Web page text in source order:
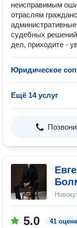
неисправимым
отраслям
судебных
дел, приходите -
Юридическое
Ещё 14 услуг
5.0 41